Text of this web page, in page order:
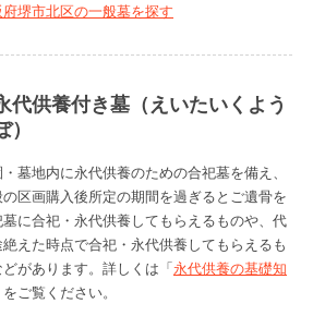
府堺市北区の一般墓を探す
代供養付き墓（えいたいくよう
）
・墓地内に永代供養のための合祀墓を備え、
の区画購入後所定の期間を過ぎるとご遺骨を
墓に合祀・永代供養してもらえるものや、代
えた時点で合祀・永代供養してもらえるも
どがあります。詳しくは「永代供養の基礎知
をご覧ください。